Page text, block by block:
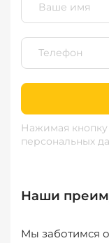
Нажимая
персональных
Наши
Мы заботимся